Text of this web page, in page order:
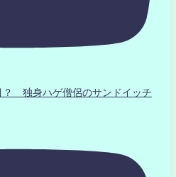
？ 独身ハゲ僧侶のサンドイッチ